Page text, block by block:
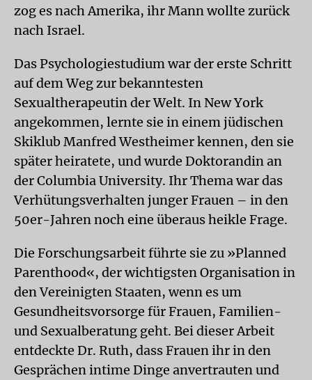
zog es nach Amerika, ihr Mann wollte zurück
nach Israel.
Das Psychologiestudium war der erste Schritt
auf dem Weg zur bekanntesten
Sexualtherapeutin der Welt. In New York
angekommen, lernte sie in einem jüdischen
Skiklub Manfred Westheimer kennen, den sie
später heiratete, und wurde Doktorandin an
der Columbia University. Ihr Thema war das
Verhütungsverhalten junger Frauen – in den
50er-Jahren noch eine überaus heikle Frage.
Die Forschungsarbeit führte sie zu »Planned
Parenthood«, der wichtigsten Organisation in
den Vereinigten Staaten, wenn es um
Gesundheitsvorsorge für Frauen, Familien-
und Sexualberatung geht. Bei dieser Arbeit
entdeckte Dr. Ruth, dass Frauen ihr in den
Gesprächen intime Dinge anvertrauten und